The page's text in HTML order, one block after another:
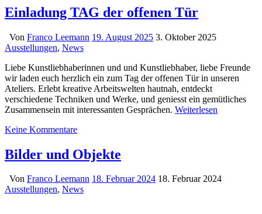
Einladung TAG der offenen Tür
Von Franco Leemann 19. August 2025 3. Oktober 2025
Ausstellungen, News
Liebe Kunstliebhaberinnen und und Kunstliebhaber, liebe Freunde
wir laden euch herzlich ein zum Tag der offenen Tür in unseren
Ateliers. Erlebt kreative Arbeitswelten hautnah, entdeckt
verschiedene Techniken und Werke, und geniesst ein gemütliches
Zusammensein mit interessanten Gesprächen. Weiterlesen
Keine Kommentare
Bilder und Objekte
Von Franco Leemann 18. Februar 2024 18. Februar 2024
Ausstellungen, News